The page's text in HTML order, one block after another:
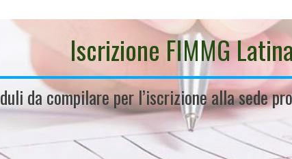
Iscrizione FIMMG
da compilare per l’iscrizione alla sede